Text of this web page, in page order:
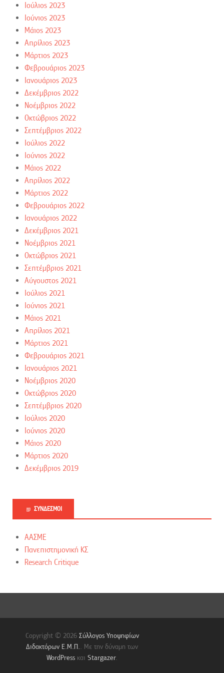
Ιούλιος 2023
Ιούνιος 2023
Μάιος 2023
Απρίλιος 2023
Μάρτιος 2023
Φεβρουάριος 2023
Ιανουάριος 2023
Δεκέμβριος 2022
Νοέμβριος 2022
Οκτώβριος 2022
Σεπτέμβριος 2022
Ιούλιος 2022
Ιούνιος 2022
Μάιος 2022
Απρίλιος 2022
Μάρτιος 2022
Φεβρουάριος 2022
Ιανουάριος 2022
Δεκέμβριος 2021
Νοέμβριος 2021
Οκτώβριος 2021
Σεπτέμβριος 2021
Αύγουστος 2021
Ιούλιος 2021
Ιούνιος 2021
Μάιος 2021
Απρίλιος 2021
Μάρτιος 2021
Φεβρουάριος 2021
Ιανουάριος 2021
Νοέμβριος 2020
Οκτώβριος 2020
Σεπτέμβριος 2020
Ιούλιος 2020
Ιούνιος 2020
Μάιος 2020
Μάρτιος 2020
Δεκέμβριος 2019
ΣΎΝΔΕΣΜΟΙ
ΑΑΣΜΕ
Πανεπιστημονική ΚΣ
Research Critique
Copyright © 2026 Σύλλογος Υποψηφίων
Διδακτόρων Ε.Μ.Π.. Με την δύναμη των
WordPress καιStargazer.